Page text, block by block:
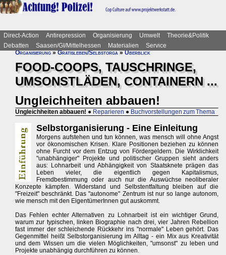
Direct-Action Antirepression Organisierung Umwelt
Theorie&Politik
Debatten
Saasen/GI/Mittelhessen Materialien
Service
Organisierung»Gratisleben/Selbstorga»Überblick
FOOD-COOPS, TAUSCHRINGE,
UMSONSTLÄDEN, CONTAINERN ...
Ungleichheiten abbauen!
Ungleichheiten abbauen! ● Reparieren ● Buchvorstellungen zum Thema
Selbstorganisierung - Eine Einleitung
Morgens aufstehen und tun können, was mensch will ohne Angst
vor ökonomischen Krisen. Klare Positionen beziehen zu können
ohne Furcht vor dem Entzug von Fördergeldern. Die Wirklichkeit
"unabhängiger" Projekte und politischer Gruppen sieht anders
aus: Lohnarbeit und Abhängigkeit von Staatsknete prägen das
Leben vieler, die eigentlich gegen Kapitalismus,
Fremdbestimmung oder auch nur die Auswüchse neoliberaler
Konzepte kämpfen. Widerstand und Selbstentfaltung bleiben auf die
"Freizeit" beschränkt. Das "autonome" Zentrum ist nur so lange autonom,
wie mensch mit den EigentümerInnen gut auskommt.
Das Fehlen echter Alternativen zu Lohnarbeit ist ein wichtiger Grund,
warum zur typischen, linken Biographie nach drei, vier Jahren Rebellion
fast immer der schleichende Rückkehr ins "normale" Leben gehört. Das
Gegenmittel heißt Selbstorganisierung im Alltag - ein Mix aus Kreativität
und dem Wissen um die vielen Möglichkeiten, "umsonst" zu leben und
Projekte unabhängig durchführen zu können.